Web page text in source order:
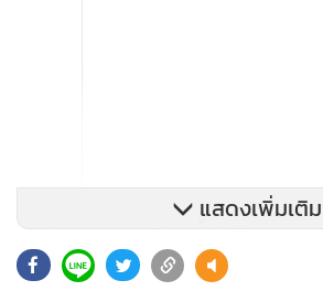
สำหรับสถานการณ์ผู้ติดเชื้อทั่วโลกมี
ชีวิตสะสม 64,667 ราย ส่วนสถานการณ์ใ
แสดงเพิ่มเติม